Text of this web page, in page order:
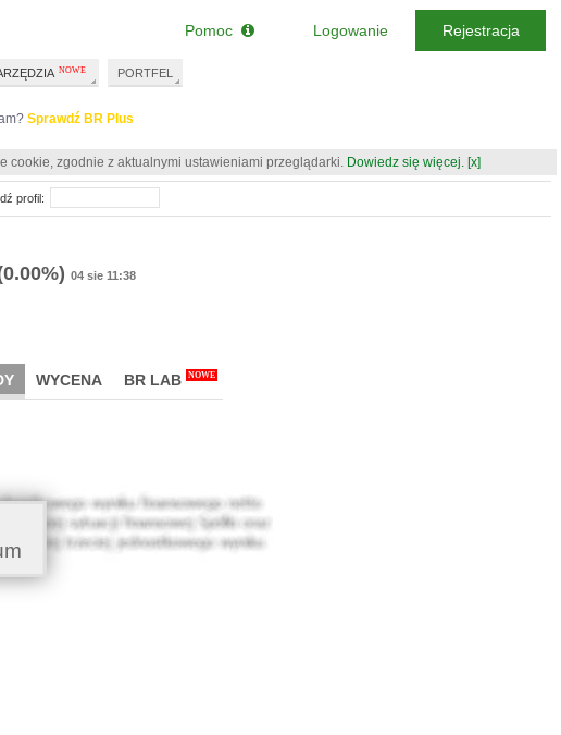
Sprawdź BR Plus
cookie, zgodnie z aktualnymi ustawieniami przeglądarki. Dowiedz się więcej. [x]
04 sie 11:38
WYCENA BR LAB NOWE
profil:
PORTFEL
Pomoc Logowanie Rejestracja